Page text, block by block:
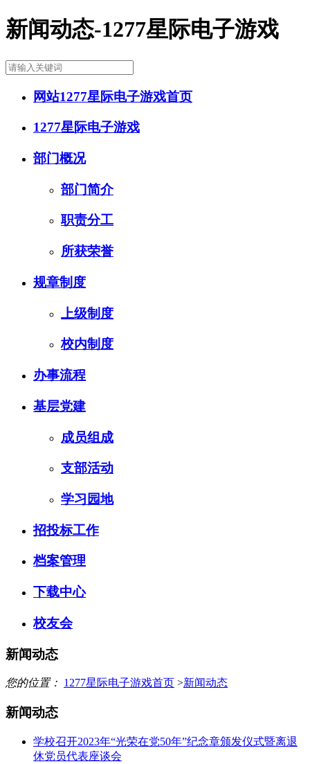
新闻动态-1277星际电子游戏
网站1277星际电子游戏首页
1277星际电子游戏
部门概况
部门简介
职责分工
所获荣誉
规章制度
上级制度
校内制度
办事流程
基层党建
成员组成
支部活动
学习园地
招投标工作
档案管理
下载中心
校友会
新闻动态
您的位置： 1277星际电子游戏首页 >新闻动态
新闻动态
学校召开2023年“光荣在党50年”纪念章颁发仪式暨离退
休党员代表座谈会